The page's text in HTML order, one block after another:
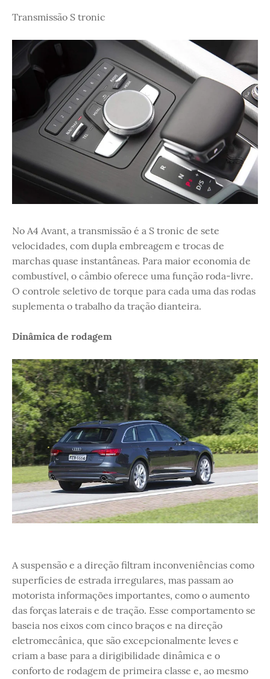
Transmissão S tronic
No A4 Avant, a transmissão é a S tronic de sete
velocidades, com dupla embreagem e trocas de
marchas quase instantâneas. Para maior economia de
combustível, o câmbio oferece uma função roda-livre.
O controle seletivo de torque para cada uma das rodas
suplementa o trabalho da tração dianteira.
Dinâmica de rodagem
A suspensão e a direção filtram inconveniências como
superfícies de estrada irregulares, mas passam ao
motorista informações importantes, como o aumento
das forças laterais e de tração. Esse comportamento se
baseia nos eixos com cinco braços e na direção
eletromecânica, que são excepcionalmente leves e
criam a base para a dirigibilidade dinâmica e o
conforto de rodagem de primeira classe e, ao mesmo